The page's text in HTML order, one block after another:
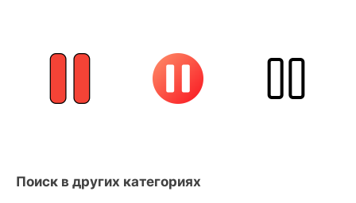
Поиск в других категориях